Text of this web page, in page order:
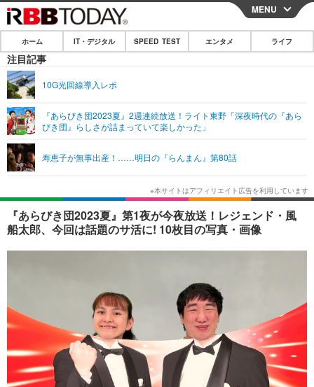
CLOSE
ホーム
IT・デジタル
ネタ ガジェット・ツール
ショッピング その他
SPEED TEST
エンタメ
エンタメTOP 映画・ドラマ
韓国・芸能
音楽 スポーツ
ライフ
ライフTOP グルメ
ペット ショッピング
その他
リリース一覧
プッシュ通知の停止方法
MENU
ホーム IT・デジタル SPEED TEST エンタメ ライフ
注目記事
10G光回線導入レポ
『あらびき団2023夏』2週連続放送！ライト東野「深夜時代の『あら
びき団』らしさが詰まっていて楽しかった」
寿恵子が無事出産！……明日の『らんまん』第80話
『あらびき団2023夏』第1夜が今夜放送！レジェンド・風
船太郎、今回は話題のサ活に! 10枚目の写真・画像